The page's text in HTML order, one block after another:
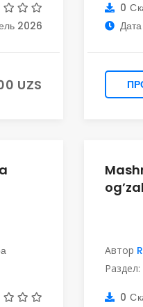
2026
UZS
0
Дата
Автор
Раздел:
0